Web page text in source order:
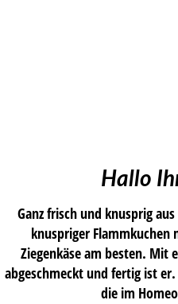
Hallo
Ganz frisch und knusprig
knuspriger Flammkuchen
Ziegenkäse am besten. Mit
abgeschmeckt und fertig ist
die im